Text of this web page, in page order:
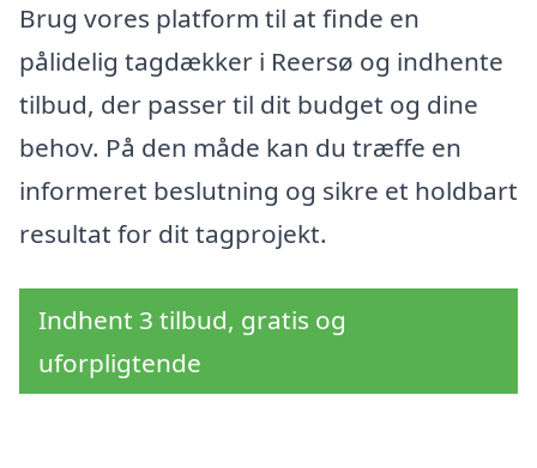
Brug vores platform til at finde en
pålidelig tagdækker i Reersø og indhente
tilbud, der passer til dit budget og dine
behov. På den måde kan du træffe en
informeret beslutning og sikre et holdbart
resultat for dit tagprojekt.
Indhent 3 tilbud, gratis og
uforpligtende